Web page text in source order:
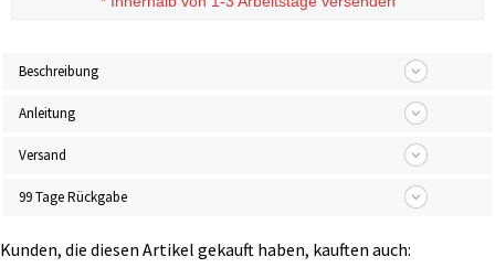
Beschreibung
Anleitung
Versand
99 Tage Rückgabe
Kunden, die diesen Artikel gekauft haben, kauften auch: